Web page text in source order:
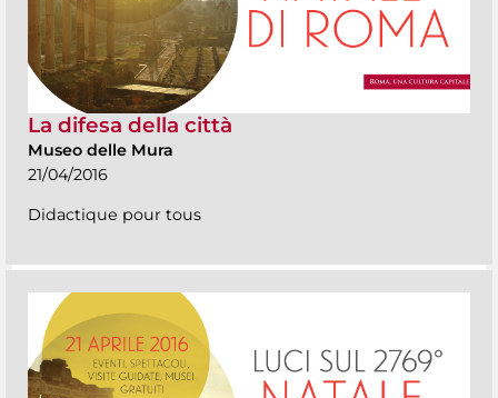
La difesa della città
Museo delle Mura
21/04/2016
Didactique pour tous